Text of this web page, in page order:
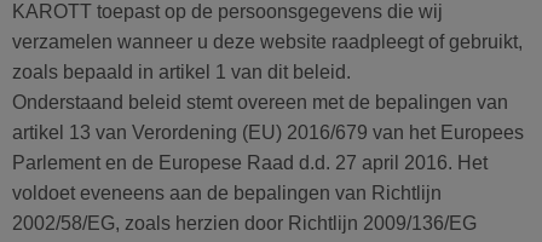
KAROTT toepast op de persoonsgegevens die wij
verzamelen wanneer u deze website raadpleegt of gebruikt,
zoals bepaald in artikel 1 van dit beleid.
Onderstaand beleid stemt overeen met de bepalingen van
artikel 13 van Verordening (EU) 2016/679 van het Europees
Parlement en de Europese Raad d.d. 27 april 2016. Het
voldoet eveneens aan de bepalingen van Richtlijn
2002/58/EG, zoals herzien door Richtlijn 2009/136/EG